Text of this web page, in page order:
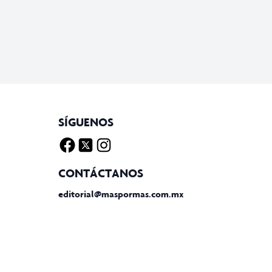
SÍGUENOS
CONTÁCTANOS
editorial@maspormas.com.mx